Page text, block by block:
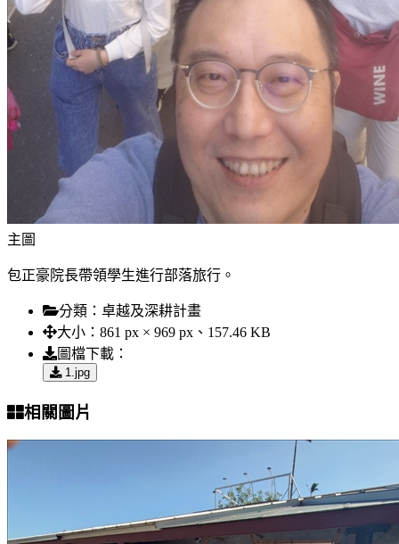
主圖
包正豪院長帶領學生進行部落旅行。
分類： 卓越及深耕計畫
大小： 861 px × 969 px、157.46 KB
圖檔下載：
1.jpg
相關圖片